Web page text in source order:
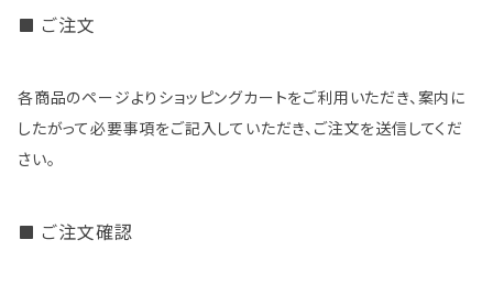
ご注文
各商品のページよりショッピングカートをご利用いただき、案内に
したがって必要事項をご記入していただき、ご注文を送信してくだ
さい。
ご注文確認